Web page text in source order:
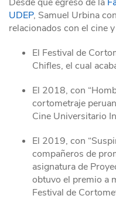
Desde que egresó de la
UDEP, Samuel Urbina
relacionados con el cine
El Festival de
Chifles, el cual
El 2018, con
cortometraje
Cine Universitario
El 2019, con
compañeros de
asignatura de
obtuvo el premio a
Festival de